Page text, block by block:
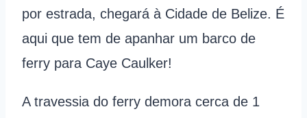
por estrada, chegará à Cidade de Belize. É
aqui que tem de apanhar um barco de
ferry para Caye Caulker!
A travessia do ferry demora cerca de 1